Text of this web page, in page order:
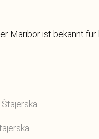
Maribor ist bekannt